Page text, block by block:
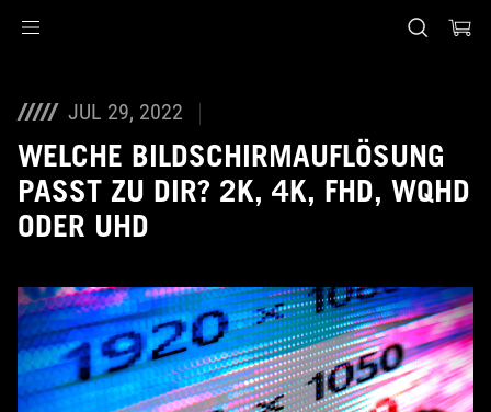
JUL 29, 2022
WELCHE BILDSCHIRMAUFLÖSUNG
PASST ZU DIR? 2K, 4K, FHD, WQHD
ODER UHD